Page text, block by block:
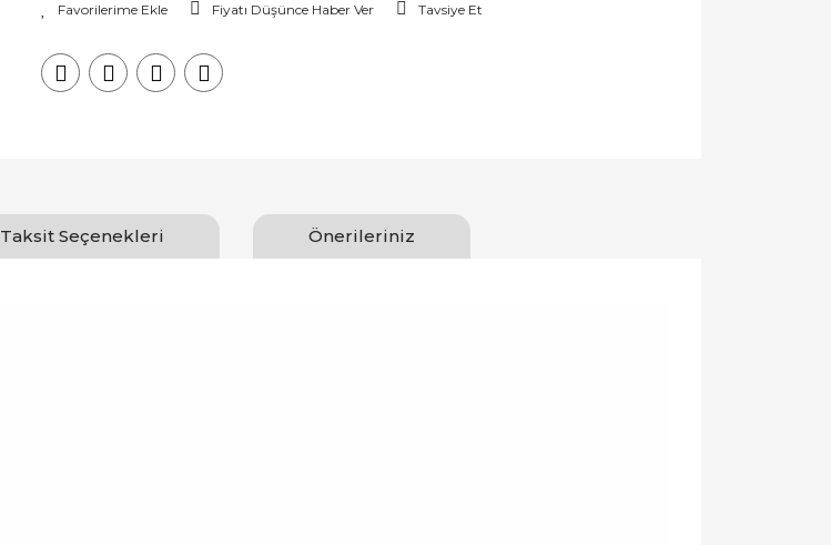
Fiyatı Düşünce Haber Ver Tavsiye Et
Taksit Seçenekleri Önerileriniz